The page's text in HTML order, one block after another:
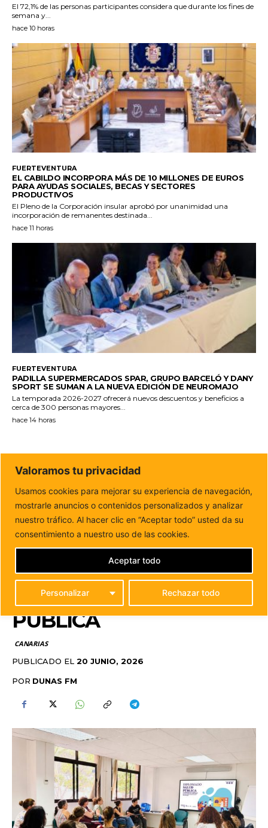
El 72,1% de las personas participantes considera que durante los fines de
semana y...
hace 10 horas
FUERTEVENTURA
EL CABILDO INCORPORA MÁS DE 10 MILLONES DE EUROS
PARA AYUDAS SOCIALES, BECAS Y SECTORES
PRODUCTIVOS
El Pleno de la Corporación insular aprobó por unanimidad una
incorporación de remanentes destinada...
hace 11 horas
FUERTEVENTURA
PADILLA SUPERMERCADOS SPAR, GRUPO BARCELÓ Y DANY
SPORT SE SUMAN A LA NUEVA EDICIÓN DE NEUROMAJO
La temporada 2026-2027 ofrecerá nuevos descuentos y beneficios a
cerca de 300 personas mayores...
hace 14 horas